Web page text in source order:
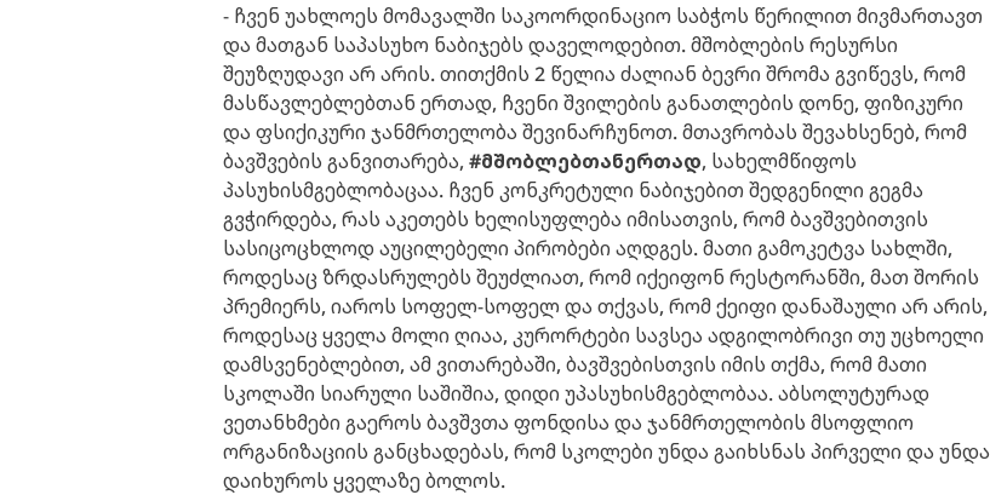
- ჩვენ უახლოეს მომავალში საკოორდინაციო საბჭოს წერილით მივმართავთ
და მათგან საპასუხო ნაბიჯებს დაველოდებით. მშობლების რესურსი
შეუზღუდავი არ არის. თითქმის 2 წელია ძალიან ბევრი შრომა გვიწევს, რომ
მასწავლებლებთან ერთად, ჩვენი შვილების განათლების დონე, ფიზიკური
და ფსიქიკური ჯანმრთელობა შევინარჩუნოთ. მთავრობას შევახსენებ, რომ
ბავშვების განვითარება, #მშობლებთანერთად, სახელმწიფოს
პასუხისმგებლობაცაა. ჩვენ კონკრეტული ნაბიჯებით შედგენილი გეგმა
გვჭირდება, რას აკეთებს ხელისუფლება იმისათვის, რომ ბავშვებითვის
სასიცოცხლოდ აუცილებელი პირობები აღდგეს. მათი გამოკეტვა სახლში,
როდესაც ზრდასრულებს შეუძლიათ, რომ იქეიფონ რესტორანში, მათ შორის
პრემიერს, იაროს სოფელ-სოფელ და თქვას, რომ ქეიფი დანაშაული არ არის,
როდესაც ყველა მოლი ღიაა, კურორტები სავსეა ადგილობრივი თუ უცხოელი
დამსვენებლებით, ამ ვითარებაში, ბავშვებისთვის იმის თქმა, რომ მათი
სკოლაში სიარული საშიშია, დიდი უპასუხისმგებლობაა. აბსოლუტურად
ვეთანხმები გაეროს ბავშვთა ფონდისა და ჯანმრთელობის მსოფლიო
ორგანიზაციის განცხადებას, რომ სკოლები უნდა გაიხსნას პირველი და უნდა
დაიხუროს ყველაზე ბოლოს.